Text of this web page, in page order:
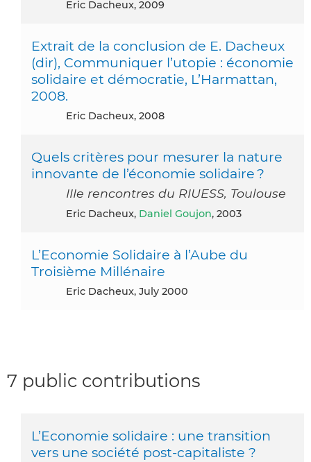
Eric Dacheux, 2009
Extrait de la conclusion de E. Dacheux
(dir), Communiquer l’utopie : économie
solidaire et démocratie, L’Harmattan,
2008.
Eric Dacheux, 2008
Quels critères pour mesurer la nature
innovante de l’économie solidaire ?
IIIe rencontres du RIUESS, Toulouse
Eric Dacheux, Daniel Goujon, 2003
L’Economie Solidaire à l’Aube du
Troisième Millénaire
Eric Dacheux, July 2000
7 public contributions
L’Economie solidaire : une transition
vers une société post-capitaliste ?